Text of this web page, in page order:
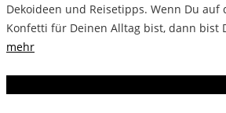
Dekoideen und Reisetipps. Wenn Du auf
Konfetti für Deinen Alltag bist, dann bist
mehr